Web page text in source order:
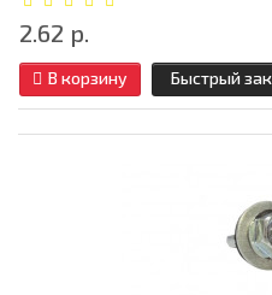
2.62 р.
В корзину Быстрый